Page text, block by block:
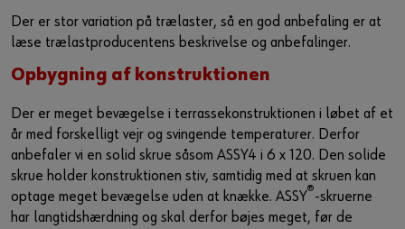
Der er stor variation på trælaster, så en god anbefaling er at
læse trælastproducentens beskrivelse og anbefalinger.
Opbygning af konstruktionen​
Der er meget bevægelse i terrassekonstruktionen i løbet af et
år med forskelligt vejr og svingende temperaturer. Derfor
anbefaler vi en solid skrue såsom ASSY4 i 6 x 120. Den solide
skrue holder konstruktionen stiv, samtidig med at skruen kan
optage meget bevægelse uden at knække. ASSY®-skruerne
har langtidshærdning og skal derfor bøjes meget, før de